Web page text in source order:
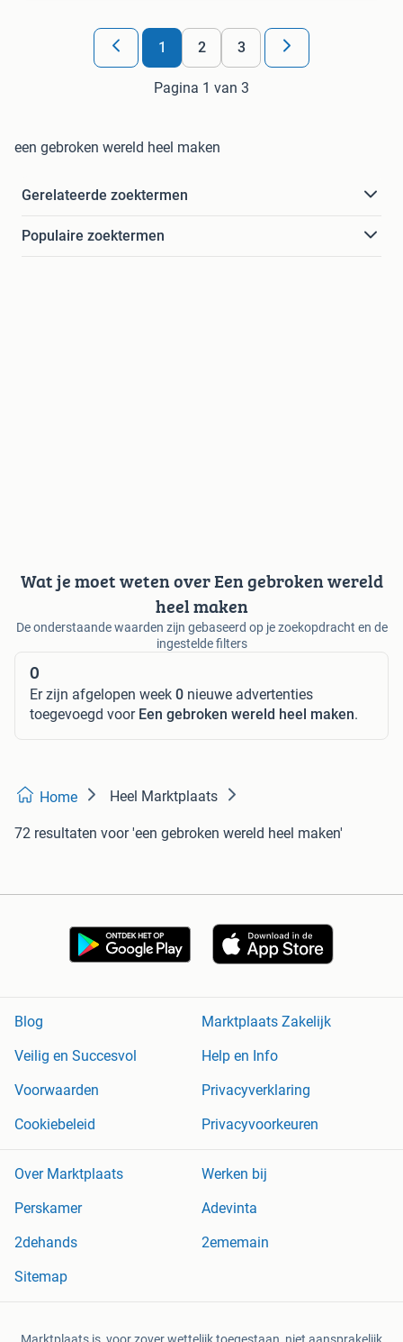
1 2 3
Pagina 1 van 3
een gebroken wereld heel maken
Gerelateerde zoektermen
Populaire zoektermen
Wat je moet weten over Een gebroken wereld
heel maken
De onderstaande waarden zijn gebaseerd op je zoekopdracht en de
ingestelde filters
0
Er zijn afgelopen week 0 nieuwe advertenties
toegevoegd voor Een gebroken wereld heel maken.
Home Heel Marktplaats
72 resultaten voor 'een gebroken wereld heel maken'
Blog
Marktplaats Zakelijk
Veilig en Succesvol
Help en Info
Voorwaarden
Privacyverklaring
Cookiebeleid
Privacyvoorkeuren
Over Marktplaats
Werken bij
Perskamer
Adevinta
2dehands
2ememain
Sitemap